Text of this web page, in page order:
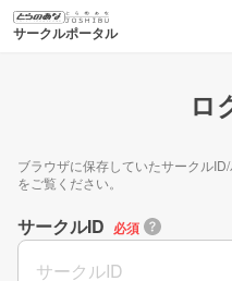
サークルポータル
ロ
ブラウザに保存していたサークル
をご覧ください。
サークルID 必須